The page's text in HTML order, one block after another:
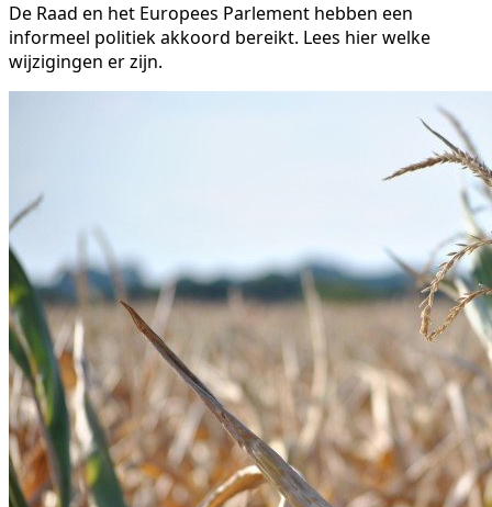
De Raad en het Europees Parlement hebben een
informeel politiek akkoord bereikt. Lees hier welke
wijzigingen er zijn.